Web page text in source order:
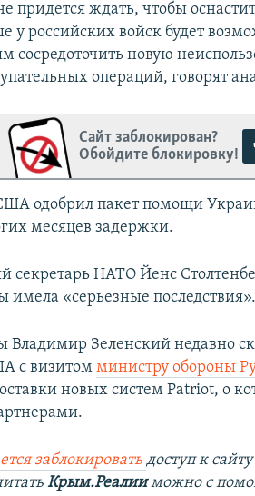
придется ждать, чтобы
у российских войск будет
сосредоточить новую
операций, говорят
Сайт заблокирован?
Обойдите блокировку!
одобрил пакет помощи
месяцев задержки.
секретарь НАТО Йенс
«серьезные последствия».
Зеленский недавно
с визитомминистру обороны
новых систем Patriot, о
заблокировать доступ к
Крым.Реалииможно с